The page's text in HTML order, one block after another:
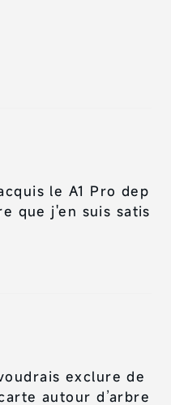
le A1 Pro dep
que j'en suis satis
exclure de
autour d’arbre